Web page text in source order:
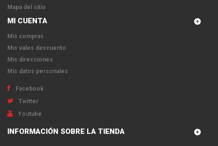
Mapa del sitio
MI CUENTA
Mis compras
Mis vales descuento
Mis direcciones
Mis datos personales
Facebook
Twitter
Youtube
INFORMACIÓN SOBRE LA TIENDA